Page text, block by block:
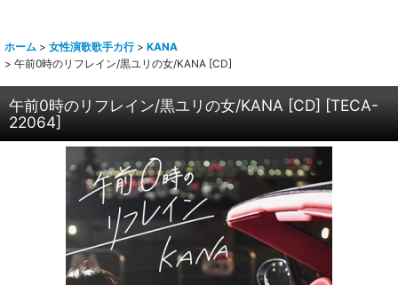
ホーム > 女性演歌歌手カ行 > KANA
> 午前0時のリフレイン/黒ユリの女/KANA [CD]
午前0時のリフレイン/黒ユリの女/KANA [CD] [TECA-
22064]